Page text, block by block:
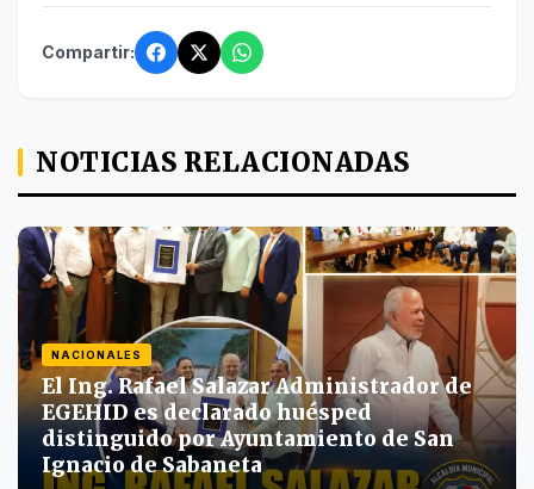
Compartir:
NOTICIAS RELACIONADAS
NACIONALES
El Ing. Rafael Salazar Administrador de
EGEHID es declarado huésped
distinguido por Ayuntamiento de San
Ignacio de Sabaneta